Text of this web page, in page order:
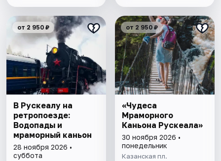
от 2 950 ₽
В Рускеалу на
ретропоезде:
Водопады и
мраморный каньон
28 ноября 2026 •
суббота
от 2 950 ₽
«Чудеса
Мраморного
Каньона Рускеала»
30 ноября 2026 •
понедельник
Казанская пл.